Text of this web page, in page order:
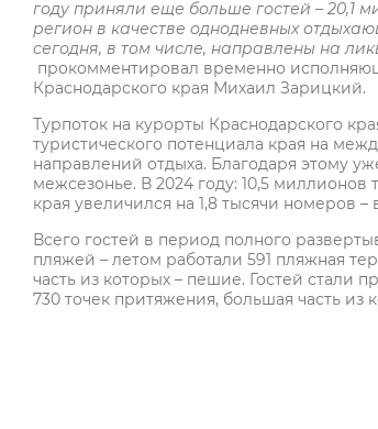
году приняли еще больше гостей – 20,1
регион в качестве однодневных
сегодня, в том числе, направлены на
прокомментировал временно
Краснодарского края Михаил Зарицкий.
Турпоток на курорты Краснодарского
туристического потенциала края на
направлений отдыха. Благодаря этому
межсезонье. В 2024 году: 10,5
края увеличился на 1,8 тысячи номеров
Всего гостей в период полного
пляжей – летом работали 591 пляжная
часть из которых – пешие. Гостей стали
730 точек притяжения, большая часть из